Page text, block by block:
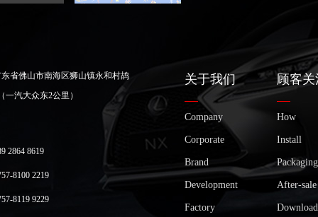
省佛山市南海区狮山镇永和村鸪
一汽大众东2公里）
2864 8619
8100 2219
8119 9229
关于我们
Company
Corporate
Brand
Development
Factory
顾客关
How
Install
Packaging
After-sale
Download